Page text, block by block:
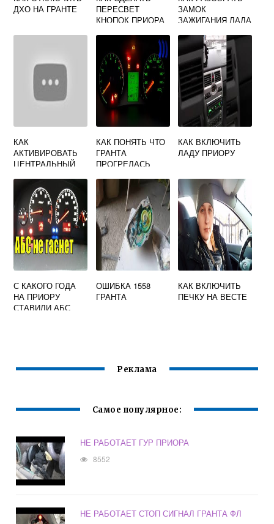
ДХО НА ГРАНТЕ
ПЕРЕСВЕТ
КНОПОК ПРИОРА
ЗАМОК
ЗАЖИГАНИЯ ЛАДА
КАК
АКТИВИРОВАТЬ
ЦЕНТРАЛЬНЫЙ
ГРАНТЕ
КАК ПОНЯТЬ ЧТО
ГРАНТА
ПРОГРЕЛАСЬ
КАК ВКЛЮЧИТЬ
ЛАДУ ПРИОРУ
С КАКОГО ГОДА
НА ПРИОРУ
СТАВИЛИ АБС
ОШИБКА 1558
ГРАНТА
КАК ВКЛЮЧИТЬ
ПЕЧКУ НА ВЕСТЕ
Реклама
Самое популярное:
НЕ РАБОТАЕТ ГУР ПРИОРА
8552
НЕ РАБОТАЕТ СТОП СИГНАЛ ГРАНТА ФЛ